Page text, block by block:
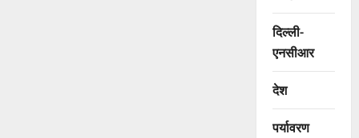
दिल्ली-
एनसीआर
देश
पर्यावरण